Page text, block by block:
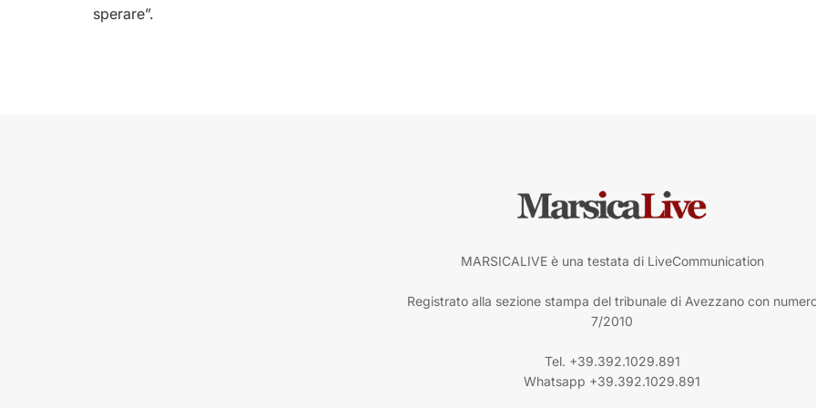
sperare”.
MARSICALIVE è una testata di LiveCommunication
Registrato alla sezione stampa del tribunale di Avezzano con
7/2010
Tel. +39.392.1029.891
Whatsapp +39.392.1029.891